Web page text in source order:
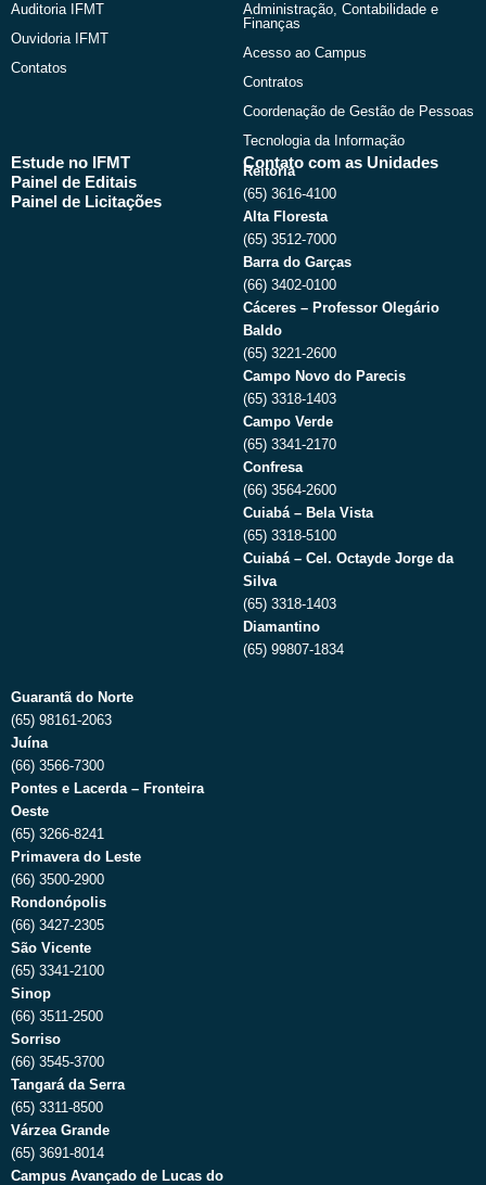
Auditoria IFMT
Ouvidoria IFMT
Contatos
Administração, Contabilidade e
Finanças
Acesso ao Campus
Contratos
Coordenação de Gestão de Pessoas
Tecnologia da Informação
Estude no IFMT
Painel de Editais
Painel de Licitações
Contato com as Unidades
Reitoria
(65) 3616-4100
Alta Floresta
(65) 3512-7000
Barra do Garças
(66) 3402-0100
Cáceres – Professor Olegário
Baldo
(65) 3221-2600
Campo Novo do Parecis
(65) 3318-1403
Campo Verde
(65) 3341-2170
Confresa
(66) 3564-2600
Cuiabá – Bela Vista
(65) 3318-5100
Cuiabá – Cel. Octayde Jorge da
Silva
(65) 3318-1403
Diamantino
(65) 99807-1834
Guarantã do Norte
(65) 98161-2063
Juína
(66) 3566-7300
Pontes e Lacerda – Fronteira
Oeste
(65) 3266-8241
Primavera do Leste
(66) 3500-2900
Rondonópolis
(66) 3427-2305
São Vicente
(65) 3341-2100
Sinop
(66) 3511-2500
Sorriso
(66) 3545-3700
Tangará da Serra
(65) 3311-8500
Várzea Grande
(65) 3691-8014
Campus Avançado de Lucas do